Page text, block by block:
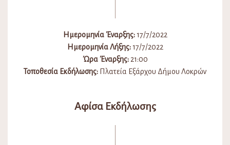
Ημερομηνία Έναρξης:17/7/2022
Ημερομηνία Λήξης:17/7/2022
Ώρα Έναρξης:21:00
Τοποθεσία Εκδήλωσης: Πλατεία Εξάρχου Δήμου Λοκρών
Αφίσα Εκδήλωσης